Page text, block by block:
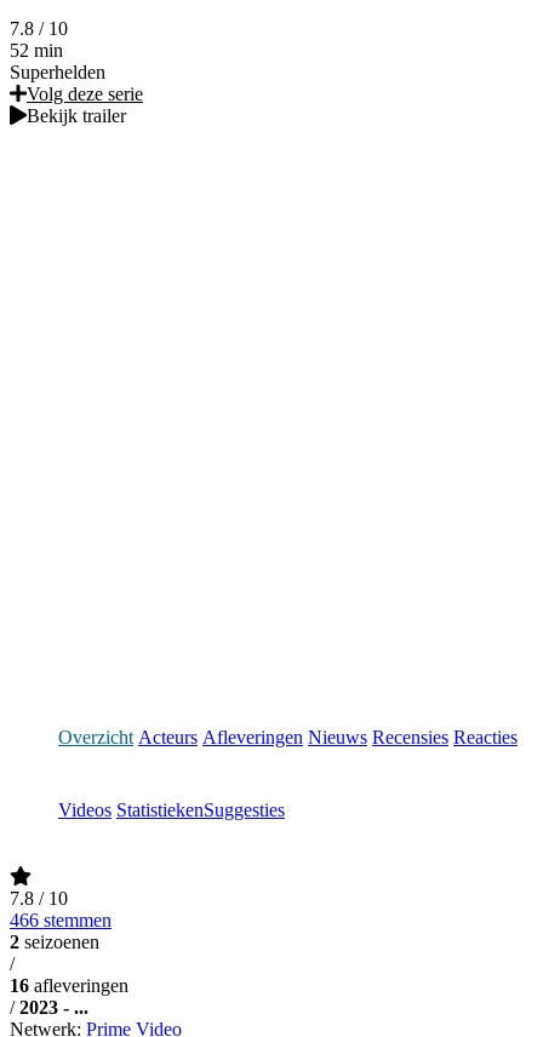
7.8 / 10
52 min
Superhelden
Volg deze serie
Bekijk trailer
Overzicht Acteurs Afleveringen Nieuws Recensies Reacties
Videos StatistiekenSuggesties
7.8 / 10
466 stemmen
2 seizoenen
/
16 afleveringen
/ 2023 - ...
Netwerk: Prime Video